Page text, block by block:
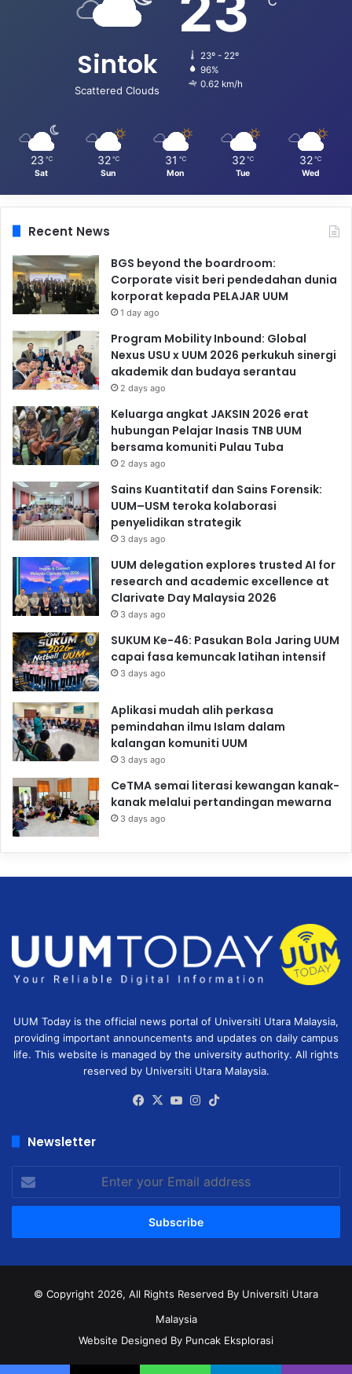
Sintok
Scattered Clouds
23º - 22º
96%
0.62 km/h
23 ℃
Sat
32 ℃
Sun
31 ℃
Mon
32 ℃
Tue
32 ℃
Wed
Recent News
BGS beyond the boardroom:
Corporate visit beri pendedahan dunia
korporat kepada PELAJAR UUM
1 day ago
Program Mobility Inbound: Global
Nexus USU x UUM 2026 perkukuh sinergi
akademik dan budaya serantau
2 days ago
Keluarga angkat JAKSIN 2026 erat
hubungan Pelajar Inasis TNB UUM
bersama komuniti Pulau Tuba
2 days ago
Sains Kuantitatif dan Sains Forensik:
UUM–USM teroka kolaborasi
penyelidikan strategik
3 days ago
UUM delegation explores trusted AI for
research and academic excellence at
Clarivate Day Malaysia 2026
3 days ago
SUKUM Ke-46: Pasukan Bola Jaring UUM
capai fasa kemuncak latihan intensif
3 days ago
Aplikasi mudah alih perkasa
pemindahan ilmu Islam dalam
kalangan komuniti UUM
3 days ago
CeTMA semai literasi kewangan kanak-
kanak melalui pertandingan mewarna
3 days ago
UUM Today is the official news portal of Universiti Utara Malaysia,
providing important announcements and updates on daily campus
life. This website is managed by the university authority. All rights
reserved by Universiti Utara Malaysia.
Facebook
X YouTubeInstagram
Newsletter
your
Email
© Copyright 2026, All Rights Reserved By Universiti Utara
Malaysia
Website Designed By Puncak Eksplorasi